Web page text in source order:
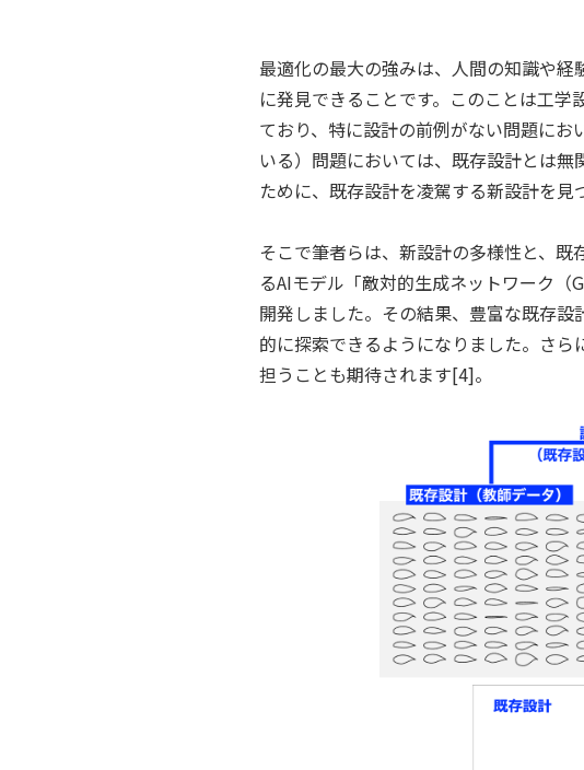
最適化の最大の強みは、人間の知識や
に発見できることです。このことは工
ており、特に設計の前例がない問題に
いる）問題においては、既存設計とは
ために、既存設計を凌駕する新設計を見
そこで筆者らは、新設計の多様性と、
るAIモデル「敵対的生成ネットワーク
開発しました。その結果、豊富な既存
的に探索できるようになりました。さ
担うことも期待されます[4]。